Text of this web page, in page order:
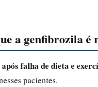
a genfibrozila é
falha de dieta e
pacientes.